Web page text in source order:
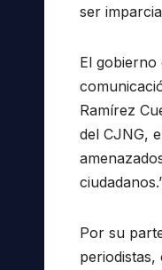
ser
El
Ramírez
del CJNG,
Por su